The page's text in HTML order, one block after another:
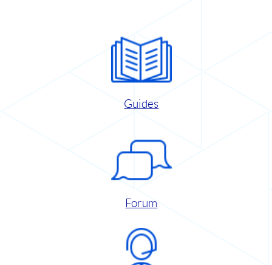
Guides
Forum